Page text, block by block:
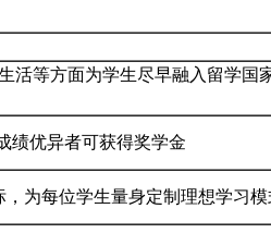
活等方面为学生尽早融入留学国
绩优异者可获得奖学金
为每位学生量身定制理想学习